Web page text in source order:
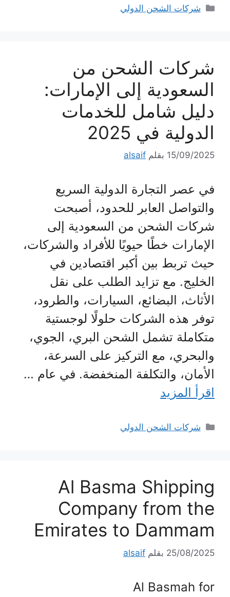
التصنيفات
شركات الشحن الدولي
شركات الشحن من
السعودية إلى الإمارات:
دليل شامل للخدمات
الدولية في 2025
15/09/2025 بقلم alsaif
في عصر التجارة الدولية السريع
والتواصل العابر للحدود، أصبحت
شركات الشحن من السعودية إلى
الإمارات خطًا حيويًا للأفراد والشركات،
حيث تربط بين أكبر اقتصادين في
الخليج. مع تزايد الطلب على نقل
الأثاث، البضائع، السيارات، والطرود،
توفر هذه الشركات حلولًا لوجستية
متكاملة تشمل الشحن البري، الجوي،
والبحري، مع التركيز على السرعة،
الأمان، والتكلفة المنخفضة. في عام …
اقرأ المزيد
التصنيفات
شركات الشحن الدولي
Al Basma Shipping
Company from the
Emirates to Dammam
25/08/2025 بقلم alsaif
Al Basmah for